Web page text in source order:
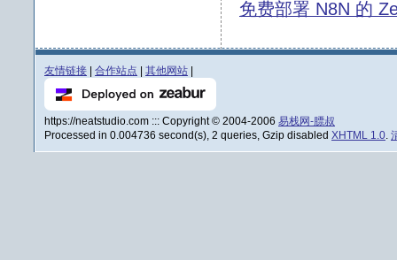
免费部署 N8N 的
友情链接 合作站点 其他网站
https://neatstudio.com ::: Copyright © 2004-2006 易栈网-膘叔
Processed in 0.004736 second(s), 2 queries, Gzip disabled XHTML 1.0.